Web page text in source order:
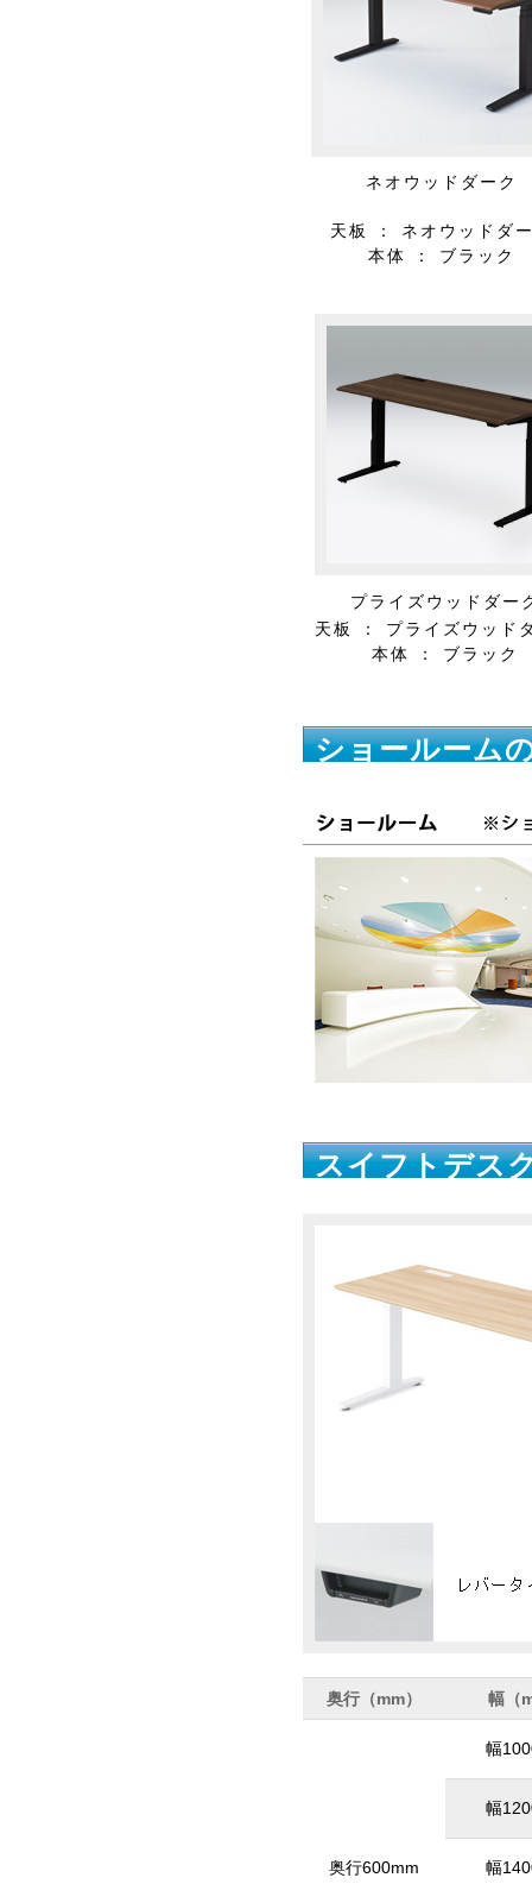
ネオウッドダーク
天板 ： ネオウッドダ
本体 ： ブラック
プライズウッドダー
天板 ： プライズウッド
本体 ： ブラック
ショールーム
スイフトデス
奥行（mm） 幅（
奥行600mm
幅
幅
幅